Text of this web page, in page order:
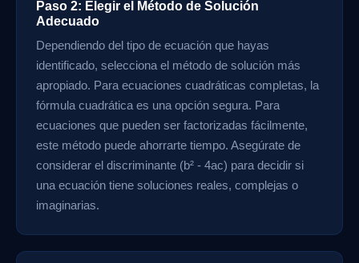
Paso 2: Elegir el Método de Solución
Adecuado
Dependiendo del tipo de ecuación que hayas
identificado, selecciona el método de solución más
apropiado. Para ecuaciones cuadráticas completas, la
fórmula cuadrática es una opción segura. Para
ecuaciones que pueden ser factorizadas fácilmente,
este método puede ahorrarte tiempo. Asegúrate de
considerar el discriminante (b² - 4ac) para decidir si
una ecuación tiene soluciones reales, complejas o
imaginarias.